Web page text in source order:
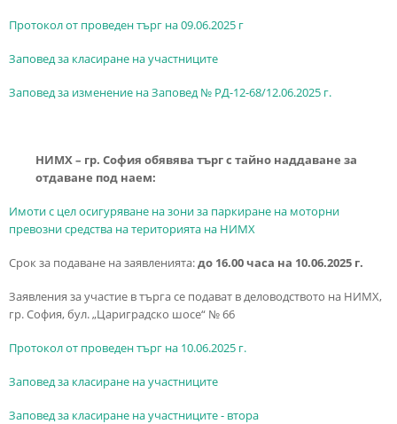
Протокол от проведен търг на 09.06.2025 г
Заповед за класиране на участниците
Заповед за изменение на Заповед № РД-12-68/12.06.2025 г.
НИМХ – гр. София обявява търг с тайно наддаване за
отдаване под наем:
Имоти с цел осигуряване на зони за паркиране на моторни
превозни средства на територията на НИМХ
Срок за подаване на заявленията:до 16.00 часа на 10.06.2025 г.
Заявления за участие в търга се подават в деловодството на НИМХ,
гр. София, бул. „Цариградско шосе“ № 66
Протокол от проведен търг на 10.06.2025 г.
Заповед за класиране на участниците
Заповед за класиране на участниците- втора